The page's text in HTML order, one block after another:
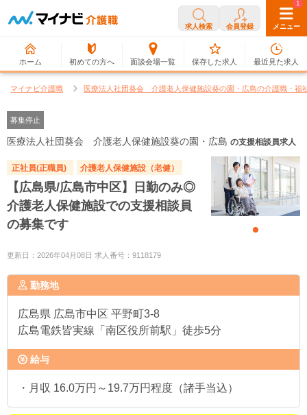
求人検索 会員登録 メニュー
ホーム 初めての方へ 面談会場一覧
0
保存した求人
1
最近見た求人
マイナビ介護職 医療法人社団葵会 介護老人保健施設葵の園・広島の介護職・福
募集停止
医療法人社団葵会 介護老人保健施設葵の園・広島 の支援相談員求人
正社員(正職員) 介護老人保健施設（老健）
【広島県/広島市中区】日勤のみ◎
介護老人保健施設での支援相談員
の募集です
更新日：2026年04月08日 求人番号：9118179
勤務地
広島県 広島市中区 平野町3-8
広島電鉄皆実線「南区役所前駅」徒歩5分
給与
・月収 16.0万円～19.7万円程度（諸手当込）